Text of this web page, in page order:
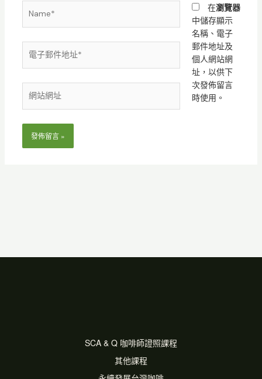
件
地
址
*
站
址
在瀏覽器
中儲存顯示
名稱、電子
郵件地址及
個人網站網
址，以供下
次發佈留言
時使用。
SCA & Q 咖啡師證照課程
其他課程